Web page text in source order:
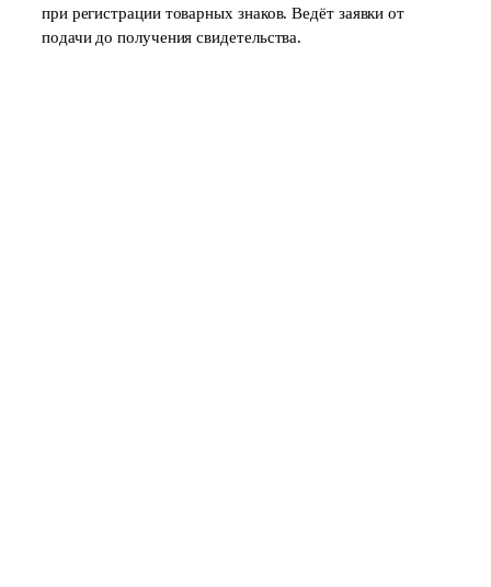
при регистрации товарных знаков. Ведёт заявки от
подачи до получения свидетельства.